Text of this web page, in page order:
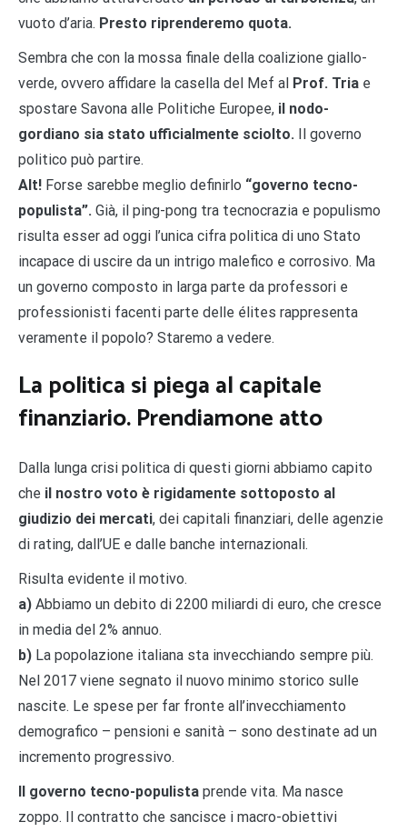
vuoto d’aria. Presto riprenderemo quota.
Sembra che con la mossa finale della coalizione giallo-
verde, ovvero affidare la casella del Mef al Prof. Tria e
spostare Savona alle Politiche Europee, il nodo-
gordiano sia stato ufficialmente sciolto. Il governo
politico può partire.
Alt! Forse sarebbe meglio definirlo “governo tecno-
populista”. Già, il ping-pong tra tecnocrazia e populismo
risulta esser ad oggi l’unica cifra politica di uno Stato
incapace di uscire da un intrigo malefico e corrosivo. Ma
un governo composto in larga parte da professori e
professionisti facenti parte delle élites rappresenta
veramente il popolo? Staremo a vedere.
La politica si piega al capitale
finanziario. Prendiamone atto
Dalla lunga crisi politica di questi giorni abbiamo capito
che il nostro voto è rigidamente sottoposto al
giudizio dei mercati, dei capitali finanziari, delle agenzie
di rating, dall’UE e dalle banche internazionali.
Risulta evidente il motivo.
a) Abbiamo un debito di 2200 miliardi di euro, che cresce
in media del 2% annuo.
b) La popolazione italiana sta invecchiando sempre più.
Nel 2017 viene segnato il nuovo minimo storico sulle
nascite. Le spese per far fronte all’invecchiamento
demografico – pensioni e sanità – sono destinate ad un
incremento progressivo.
Il governo tecno-populista prende vita. Ma nasce
zoppo. Il contratto che sancisce i macro-obiettivi